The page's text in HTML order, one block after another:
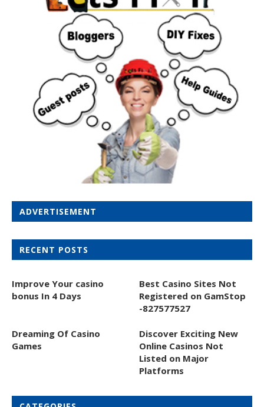
ADVERTISEMENT
RECENT POSTS
Improve Your casino
bonus In 4 Days
Best Casino Sites Not
Registered on GamStop
-827577527
Dreaming Of Casino
Games
Discover Exciting New
Online Casinos Not
Listed on Major
Platforms